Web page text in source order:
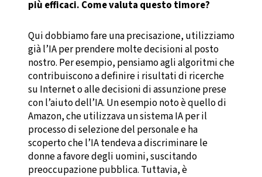
più efficaci. Come valuta questo timore?
Qui dobbiamo fare una precisazione, utilizziamo
già l’IA per prendere molte decisioni al posto
nostro. Per esempio, pensiamo agli algoritmi che
contribuiscono a definire i risultati di ricerche
su Internet o alle decisioni di assunzione prese
con l’aiuto dell’IA. Un esempio noto è quello di
Amazon, che utilizzava un sistema IA per il
processo di selezione del personale e ha
scoperto che l’IA tendeva a discriminare le
donne a favore degli uomini, suscitando
preoccupazione pubblica. Tuttavia, è